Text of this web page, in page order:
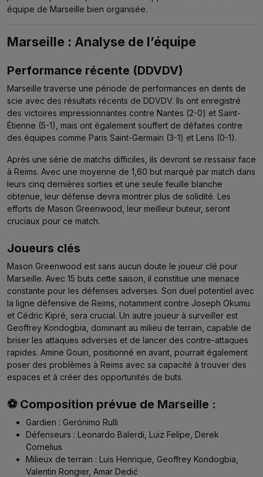
équipe de Marseille bien organisée.
Marseille : Analyse de l’équipe
Performance récente (DDVDV)
Marseille traverse une période de performances en dents de
scie avec des résultats récents de DDVDV. Ils ont enregistré
des victoires impressionnantes contre Nantes (2-0) et Saint-
Étienne (5-1), mais ont également souffert de défaites contre
des équipes comme Paris Saint-Germain (3-1) et Lens (0-1).
Après une série de matchs difficiles, ils devront se ressaisir face
à Reims. Avec une moyenne de 1,60 but marqué par match dans
leurs cinq dernières sorties et une seule feuille blanche
obtenue, leur défense devra montrer plus de solidité. Les
efforts de Mason Greenwood, leur meilleur buteur, seront
cruciaux pour ce match.
Joueurs clés
Mason Greenwood est sans aucun doute le joueur clé pour
Marseille. Avec 15 buts cette saison, il constitue une menace
constante pour les défenses adverses. Son duel potentiel avec
la ligne défensive de Reims, notamment contre Joseph Okumu
et Cédric Kipré, sera crucial. Un autre joueur à surveiller est
Geoffrey Kondogbia, dominant au milieu de terrain, capable de
briser les attaques adverses et de lancer des contre-attaques
rapides. Amine Gouiri, positionné en avant, pourrait également
poser des problèmes à Reims avec sa capacité à trouver des
espaces et à créer des opportunités de buts.
⚽ Composition prévue de Marseille :
Gardien : Gerónimo Rulli
Défenseurs : Leonardo Balerdi, Luiz Felipe, Derek
Cornelius
Milieux de terrain : Luis Henrique, Geoffrey Kondogbia,
Valentin Rongier, Amar Dedić